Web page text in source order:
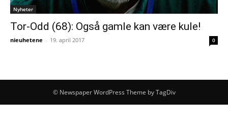
Nyheter
Tor-Odd (68): Også gamle kan være kule!
nieuhetene - 19. april 2017 0
© Newspaper WordPress Theme by TagDiv